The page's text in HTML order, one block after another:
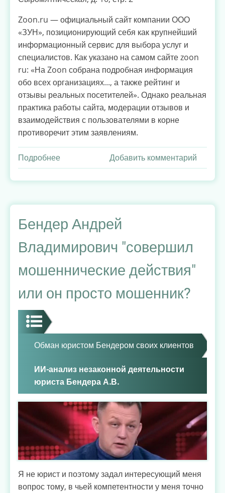
Zoon.ru — официальный сайт компании ООО
«ЗУН», позиционирующий себя как крупнейший
информационный сервис для выбора услуг и
специалистов. Как указано на самом сайте zoon
ru: «На Zoon собрана подробная информация
обо всех организациях..., а также рейтинг и
отзывы реальных посетителей». Однако реальная
практика работы сайта, модерации отзывов и
взаимодействия с пользователями в корне
противоречит этим заявлениям.
Подробнее
Почему
отзывы
Zoon.ru
нельзя
считать
достоверными
стоит
Добавить комментарий
Бендер Андрей
Владимирович "совершил
мошеннические действия"
или он просто мошенник?
Обман юристом Бендером своих клиентов
ИИ-анализ незаконной деятельности
юриста Бендера А.В.
Я не юрист и поэтому задал интересующий меня
вопрос тому, в чьей компетентности у меня точно